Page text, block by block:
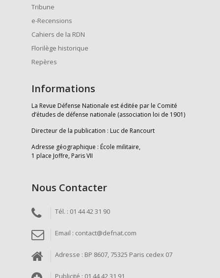
Tribune
e-Recensions
Cahiers de la RDN
Florilège historique
Repères
Informations
La Revue Défense Nationale est éditée par le Comité
d’études de défense nationale (association loi de 1901)
Directeur de la publication : Luc de Rancourt
Adresse géographique : École militaire,
1 place Joffre, Paris VII
Nous Contacter
Tél. : 01 44 42 31 90
Email : contact@defnat.com
Adresse : BP 8607, 75325 Paris cedex 07
Publicité : 01 44 42 31 91